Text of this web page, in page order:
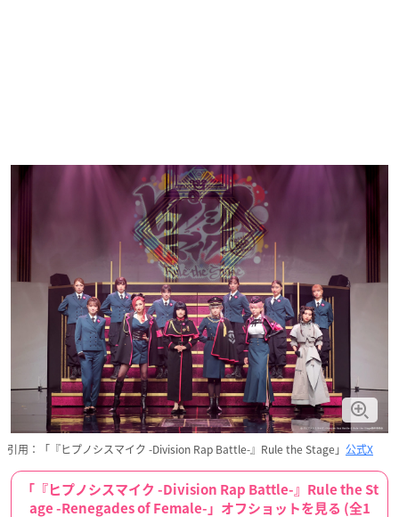
引用：「『ヒプノシスマイク -Division Rap Battle-』Rule the Stage」 公式X
「『ヒプノシスマイク -Division Rap Battle-』Rule the St
age -Renegades of Female-」オフショットを見る (全1